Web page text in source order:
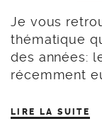
Je vous
thématique
des années:
récemment
LIRE LA SUITE